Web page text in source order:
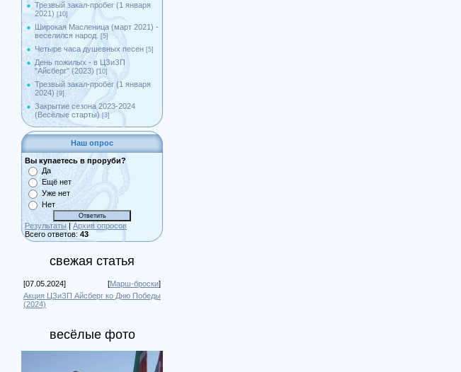
Трезвый закал-пробег (1 января
2021) [10]
Широкая Масленица (март 2021) -
веселился народ.
[5]
Четыре часа душевных песен [5]
День пожилых - в ЦЗиЗП
"Айсберг" (2023) [10]
Трезвый закал-пробег (1 января
2024) [9]
Закрытие сезона 2023-2024
(Весёлые старты) [3]
Наш опрос
Вы купаетесь в проруби?
Да
Ещё нет
Уже нет
Нет
Результаты | Архив опросов
Всего ответов: 43
свежая статья
[07.05.2024] [Марш-броски]
Акция ЦЗиЗП Айсберг ко Дню Победы
(2024)
весёлые фото